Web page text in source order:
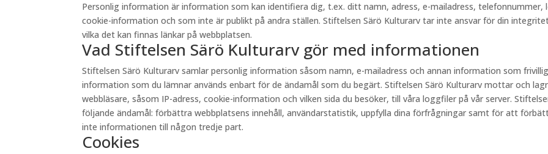
Personlig information är information som kan identifiera dig, t.ex. ditt namn, adress, e-mailadress, telefonnummer,
cookie-information och som inte är publikt på andra ställen. Stiftelsen Särö Kulturarv tar inte ansvar för din
vilka det kan finnas länkar på webbplatsen.
Vad Stiftelsen Särö Kulturarv gör med informationen
Stiftelsen Särö Kulturarv samlar personlig information såsom namn, e-mailadress och annan information som
information som du lämnar används enbart för de ändamål som du begärt. Stiftelsen Särö Kulturarv mottar och
webbläsare, såsom IP-adress, cookie-information och vilken sida du besöker, till våra loggfiler på vår server.
följande ändamål: förbättra webbplatsens innehåll, användarstatistik, uppfylla dina förfrågningar samt för att
inte informationen till någon tredje part.
Cookies